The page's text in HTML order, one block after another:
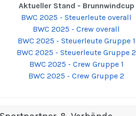
Aktueller Stand - Brunnwindcup
BWC 2025 - Steuerleute overall
BWC 2025 - Crew overall
BWC 2025 - Steuerleute Gruppe 1
BWC 2025 - Steuerleute Gruppe 2
BWC 2025 - Crew Gruppe 1
BWC 2025 - Crew Gruppe 2